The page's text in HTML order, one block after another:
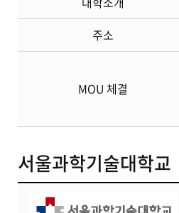
주소
MOU 체결
서울과학기술대학교